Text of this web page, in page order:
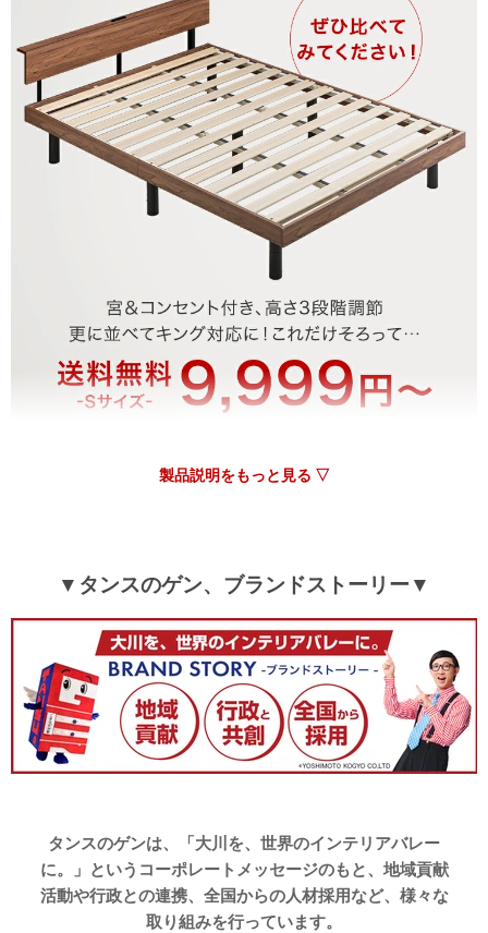
07/24/2026
［セミダブル］RENEW 宮棚付きベッド 高さ調節OK 2口コンセ
ント付 ベッドフレーム すのこベッド おしゃれ〔49600141〕
≫もっと見る≪
製品説明をもっと見る ▽
▼タンスのゲン、ブランドストーリー▼
タンスのゲンは、「大川を、世界のインテリアバレー
に。」というコーポレートメッセージのもと、地域貢献
活動や行政との連携、全国からの人材採用など、様々な
取り組みを行っています。